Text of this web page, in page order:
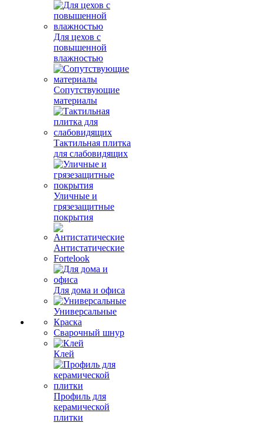
Для цехов с
повышенной
влажностью
Сопутствующие
материалы
Тактильная плитка
для слабовидящих
Уличные и
грязезащитные
покрытия
Антистатические
Fortelook
Для дома и офиса
Универсальные
Краска
Сварочный шнур
Клей
Профиль для
керамической
плитки